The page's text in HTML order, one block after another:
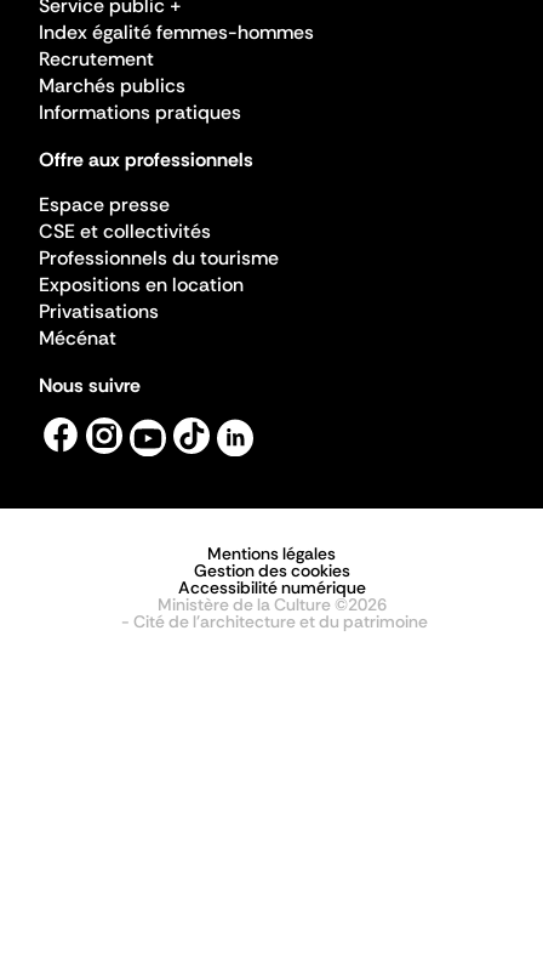
Service public +
Index égalité femmes-hommes
Recrutement
Marchés publics
Informations pratiques
Offre aux professionnels
Espace presse
CSE et collectivités
Professionnels du tourisme
Expositions en location
Privatisations
Mécénat
Nous suivre
Mentions légales
Gestion des cookies
Accessibilité numérique
Ministère de la Culture ©2026
- Cité de l'architecture et du patrimoine